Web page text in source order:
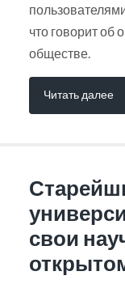
что говорит об
обществе.
Читать далее
свои